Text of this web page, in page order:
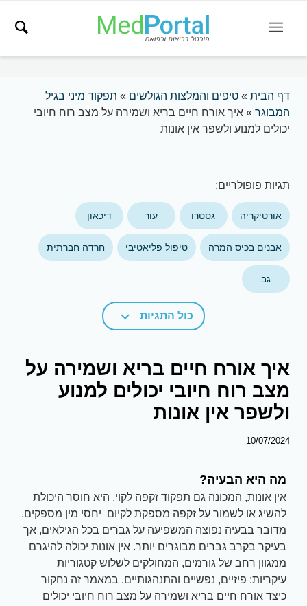
דף הבית» טיפים והמלצות הגולשים » תפקוד מיני בגיל
המבוגר» איך אורח חיים בריא ושמירה על מצב רוח חיובי
יכולים למנוע ולשפר אין אונות
תגיות פופולריים:
אורטיקריה גסטרו עור דיכאון
אבנים בכיס המרה טיפול פליאטיבי חרדה חברתית
גב
כול התגיות
איך אורח חיים בריא ושמירה על
מצב רוח חיובי יכולים למנוע
ולשפר אין אונות
10/07/2024
מה היא הבעיה?
אין אונות, המכונה גם תפקוד זקפה לקוי, היא חוסר היכולת
להשיג או לשמור על זקפה מספקת לקיום יחסי מין מספקים.
מדובר בבעיה נפוצה המשפיעה על גברים בכל הגילאים, אך
בעיקר בקרב גברים מבוגרים יותר. אין אונות יכולה להיגרם
ממגוון רחב של גורמים, המחולקים לשלוש קטגוריות
עיקריות: פיזיים, נפשיים והתנהגותיים. במאמר זה נחקור
כיצד אורח חיים בריא ושמירה על מצב רוח חיובי יכולים